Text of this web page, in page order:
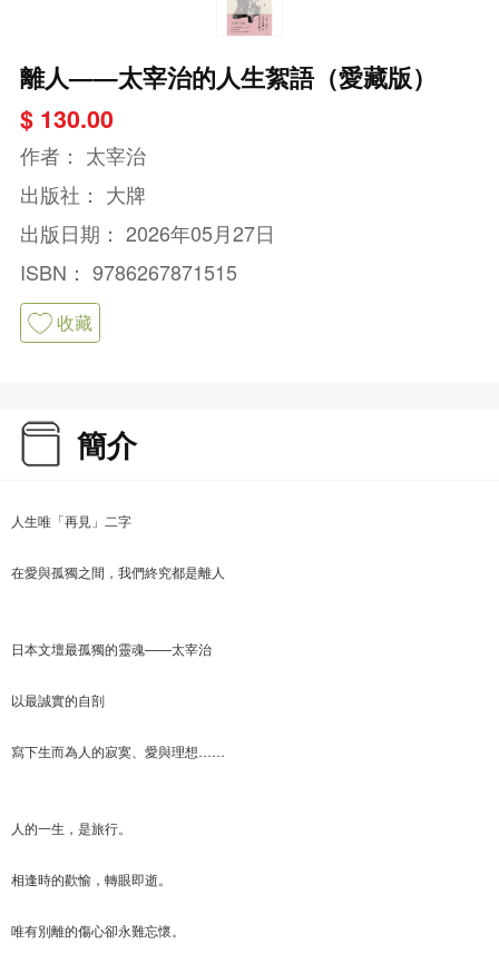
離人——太宰治的人生絮語（愛藏版）
$ 130.00
作者： 太宰治
出版社： 大牌
出版日期： 2026年05月27日
ISBN： 9786267871515
收藏
簡介
人生唯「再見」二字
在愛與孤獨之間，我們終究都是離人
日本文壇最孤獨的靈魂——太宰治
以最誠實的自剖
寫下生而為人的寂寞、愛與理想……
人的一生，是旅行。
相逢時的歡愉，轉眼即逝。
唯有別離的傷心卻永難忘懷。